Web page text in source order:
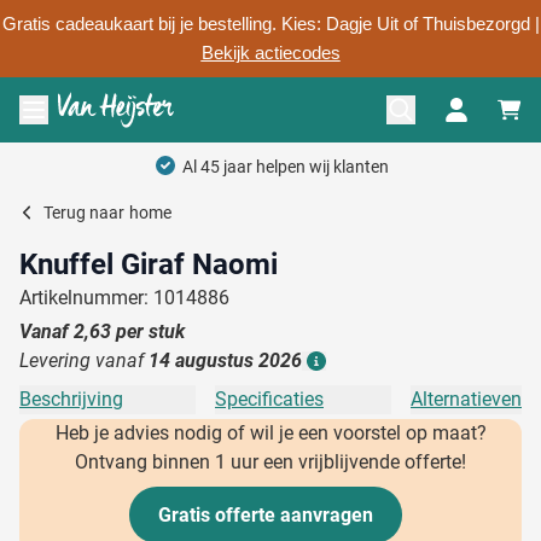
Gratis cadeaukaart bij je bestelling. Kies: Dagje Uit of Thuisbezorgd |
Bekijk actiecodes
Ga naar de inhoud
Menu openen
Terug naar home
Knuffel Giraf Naomi
Artikelnummer: 1014886
Vanaf2,63 per stuk
Levering vanaf 14 augustus 2026
Beschrijving Specificaties
Alternatieven
Heb je advies nodig of wil je een voorstel op maat?
Ontvang binnen 1 uur een vrijblijvende offerte!
Gratis offerte aanvragen